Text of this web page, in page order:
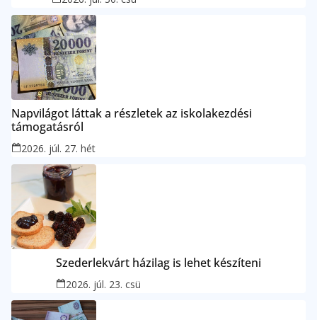
Napvilágot láttak a részletek az iskolakezdési
támogatásról
2026. júl. 27. hét
Szederlekvárt házilag is lehet készíteni
2026. júl. 23. csü